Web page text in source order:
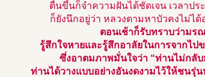
ตื่นขึ้นก็จำความฝันได้ชัดเจน เวลาป
ก็ยังนึกอยู่ว่า หลวงตามหาบัวคงไม่ได้
ตอนเช้าก็รับทราบว่ามร
รู้สึกใจหายและรู้สึกอาลัยในการจากไป
ซึ่งอาตมภาพมั่นใจว่า “ท่านไม่กลับ
ท่านได้วางแบบอย่างอันงดงามไว้ให้ชนรุ่